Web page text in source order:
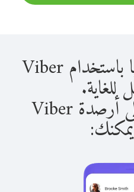
الاتصال على ليبيريا باستخدام Viber
بمجرد حصولك على أرصدة Viber